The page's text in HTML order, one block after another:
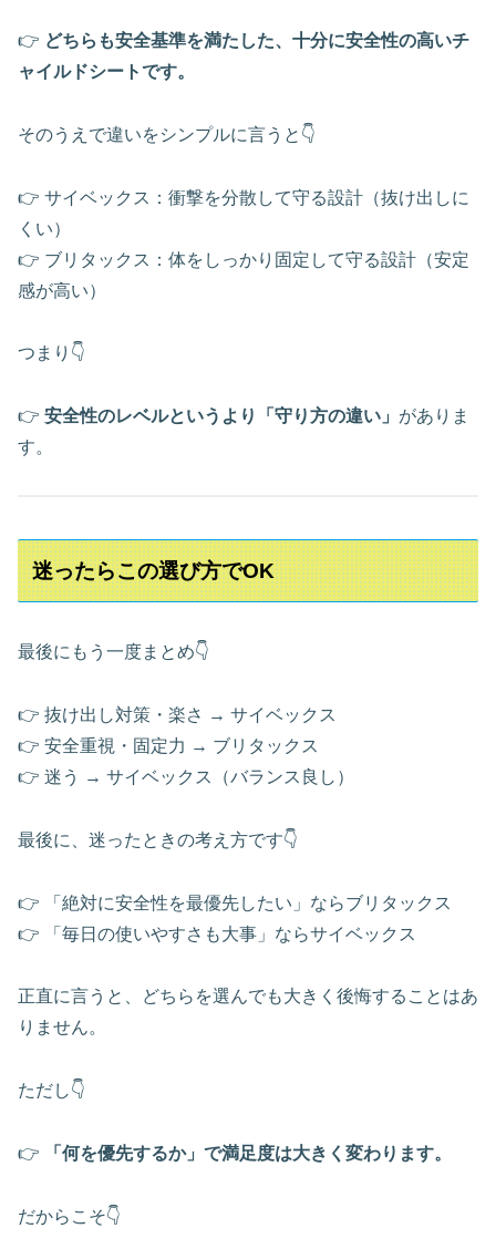
👉 どちらも安全基準を満たした、十分に安全性の高いチ
ャイルドシートです。
そのうえで違いをシンプルに言うと👇
👉 サイベックス：衝撃を分散して守る設計（抜け出しに
くい）
👉 ブリタックス：体をしっかり固定して守る設計（安定
感が高い）
つまり👇
👉 安全性のレベルというより「守り方の違い」 がありま
す。
迷ったらこの選び方でOK
最後にもう一度まとめ👇
👉 抜け出し対策・楽さ → サイベックス
👉 安全重視・固定力 → ブリタックス
👉 迷う → サイベックス（バランス良し）
最後に、迷ったときの考え方です👇
👉 「絶対に安全性を最優先したい」ならブリタックス
👉 「毎日の使いやすさも大事」ならサイベックス
正直に言うと、どちらを選んでも大きく後悔することはあ
りません。
ただし👇
👉 「何を優先するか」で満足度は大きく変わります。
だからこそ👇